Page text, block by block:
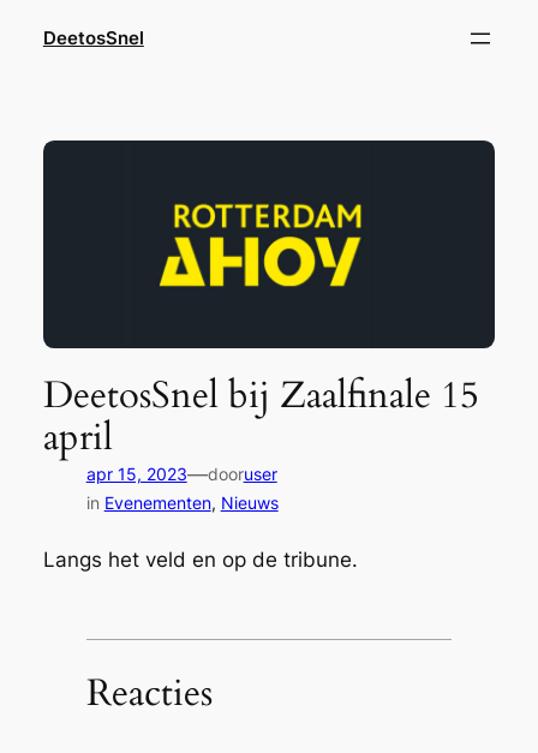
DeetosSnel
DeetosSnel bij Zaalfinale 15
april
apr 15, 2023—dooruser
in Evenementen, Nieuws
Langs het veld en op de tribune.
Reacties